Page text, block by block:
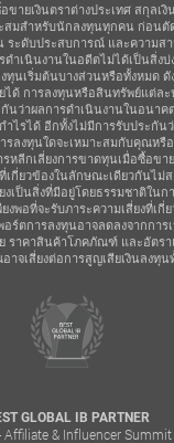
ขายเงินตราต่างประเทศ สกุลเ
ะสมสำหรับนักลงทุนทุกคน ก่อน
ระดับประสบการณ์ และความส
ดำเนินงานในอดีตไม่ได้เป็นสิ่ง
ทุนเริ่มต้นบางส่วนหรือทั้งหมด
ด้ การลงทุนหรือสินทรัพย์แต่ละ
นว่าผลการดำเนินงานในอนา
ไรได้ อีกทั้งไม่มีการรับประกัน
รลงทุนใดจะเหมาะสมกับคุณห
หลีกเลี่ยงการขาดทุนเมื่อซื้อขา
กี่ยวข้องในลักษณะเดียวกันไม่
เป็นสิ่งที่มีอยู่โดยธรรมชาติใน
งพอที่จะรับภาระความเสี่ยงที่เกี่
ร์ตการลงทุนอาจลดลงจากการ
ราคาสินค้าโภคภัณฑ์ และอัตร
จเสี่ยงต่อการสูญเสียเงินลงทุน
GLOBAL IB PARTNER
& Influencer Summit